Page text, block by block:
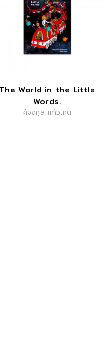
The World in the Little
Words.
คัจฉกุล แก้วเกต